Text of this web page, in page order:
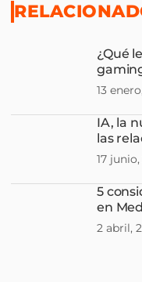
¿Qué
13
IA, la
las
17
5
en
2 abril,